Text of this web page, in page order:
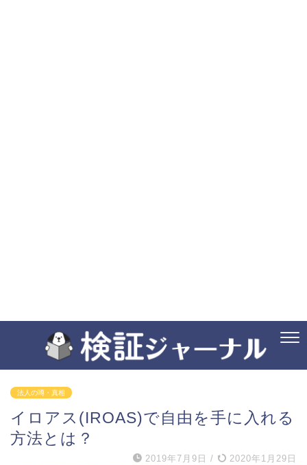
法人の噂・真相
イロアス(IROAS)で自由を手に入れる
方法とは？
2019年7月9日 / 2020年1月29日